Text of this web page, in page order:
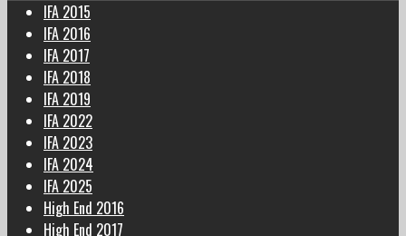
IFA 2015
IFA 2016
IFA 2017
IFA 2018
IFA 2019
IFA 2022
IFA 2023
IFA 2024
IFA 2025
High End 2016
High End 2017